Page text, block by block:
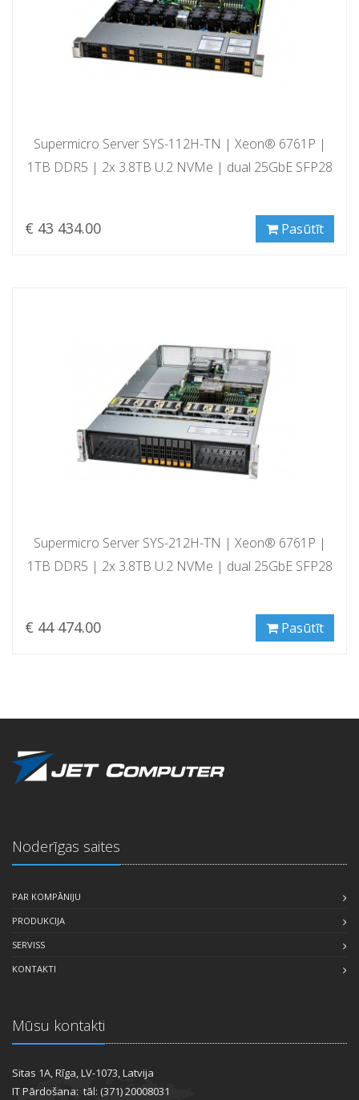
Supermicro Server SYS-112H-TN | Xeon® 6761P |
1TB DDR5 | 2x 3.8TB U.2 NVMe | dual 25GbE SFP28
€ 43 434.00 Pasūtīt
Supermicro Server SYS-212H-TN | Xeon® 6761P |
1TB DDR5 | 2x 3.8TB U.2 NVMe | dual 25GbE SFP28
€ 44 474.00 Pasūtīt
Noderīgas saites
PAR KOMPĀNIJU
PRODUKCIJA
SERVISS
KONTAKTI
Mūsu kontakti
Sitas 1A, Rīga, LV-1073, Latvija
IT Pārdošana: tāl: (371) 20008031